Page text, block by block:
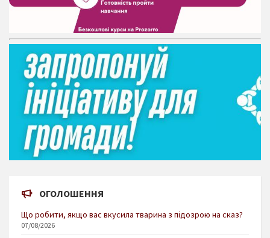
ОГОЛОШЕННЯ
Що робити, якщо вас вкусила тварина з підозрою на сказ?
07/08/2026